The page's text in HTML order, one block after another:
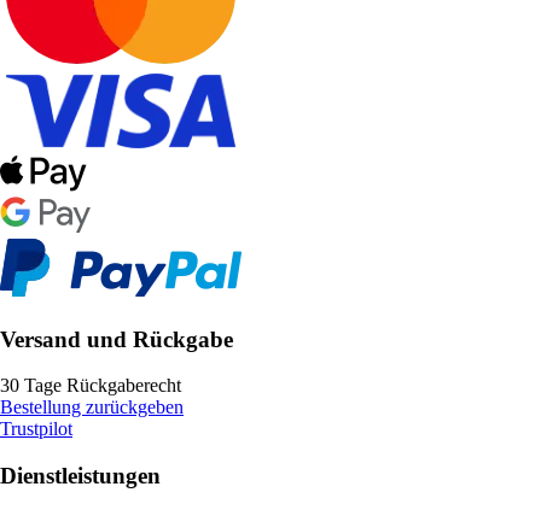
Versand und Rückgabe
30 Tage Rückgaberecht
Bestellung zurückgeben
Trustpilot
Dienstleistungen